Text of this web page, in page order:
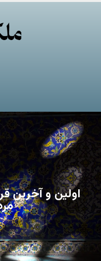
اولین و آخرین